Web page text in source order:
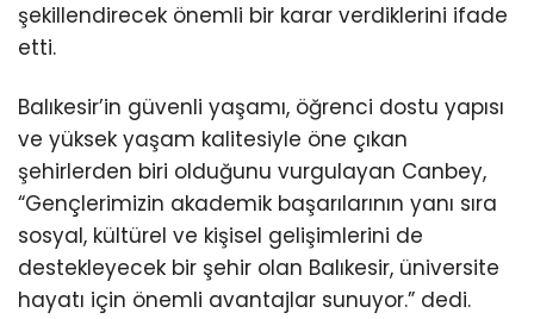
şekillendirecek önemli bir karar verdiklerini ifade
etti.
Balıkesir’in güvenli yaşamı, öğrenci dostu yapısı
ve yüksek yaşam kalitesiyle öne çıkan
şehirlerden biri olduğunu vurgulayan Canbey,
“Gençlerimizin akademik başarılarının yanı sıra
sosyal, kültürel ve kişisel gelişimlerini de
destekleyecek bir şehir olan Balıkesir, üniversite
hayatı için önemli avantajlar sunuyor.” dedi.